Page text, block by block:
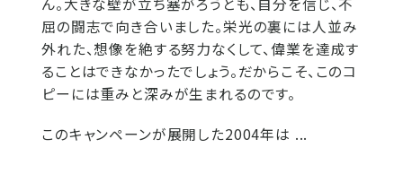
ん。大きな壁が立ち塞がろうとも、自分を信じ、不
屈の闘志で向き合いました。栄光の裏には人並み
外れた、想像を絶する努力なくして、偉業を達成す
ることはできなかったでしょう。だからこそ、このコ
ピーには重みと深みが生まれるのです。
このキャンペーンが展開した2004年は ...